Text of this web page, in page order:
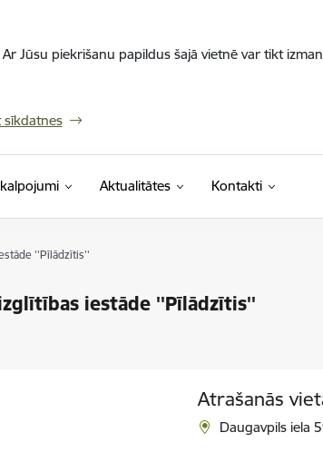
Jūsu piekrišanu papildus šajā vietnē var tikt
sīkdatnes
Aktualitātes Kontakti
''Pīlādzītis''
iestāde ''Pīlādzītis''
Atrašanās
Daugavpils iela